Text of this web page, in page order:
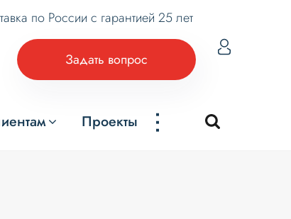
по России с гарантией 25 лет
Задать вопрос
Проекты ...